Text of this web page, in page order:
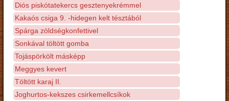
Diós piskótatekercs gesztenyekrémmel
Kakaós csiga 9. -hidegen kelt tésztából
Spárga zöldségkonfettivel
Sonkával töltött gomba
Tojáspörkölt másképp
Meggyes kevert
Töltött karaj II.
Joghurtos-kekszes csirkemellcsíkok